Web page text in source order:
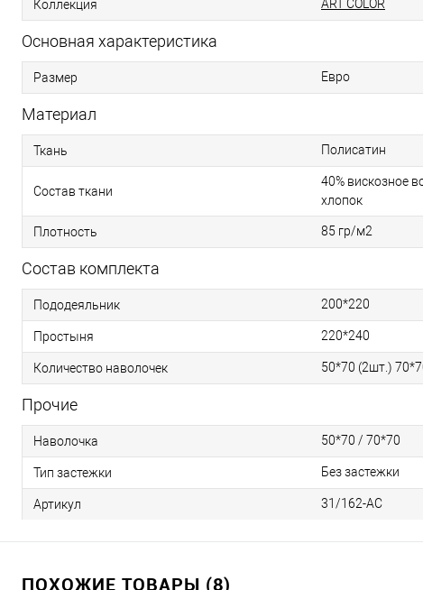
Коллекция ART COLOR
Основная характеристика
Размер Евро
Материал
Ткань Полисатин
Состав ткани
40% вискозное
хлопок
Плотность 85 гр/м2
Состав комплекта
Пододеяльник 200*220
Простыня 220*240
Количество наволочек 50*70 (2шт.)
Прочие
Наволочка 50*70 / 70*70
Тип застежки Без застежки
Артикул 31/162-AC
ПОХОЖИЕ ТОВАРЫ (8)